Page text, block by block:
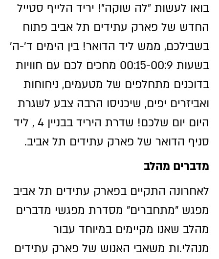
בואו לעשות ״לה שוקה״! יריד הלייף סטייל
החדש של פארק עתידים תל אביב פתוח
בשבילכם, ממש ליד הדואר! בין הימים ד'-ה'
בשעות 00:15-00:9 מחכים לכם עם חוויות
בדוכנים מתחלפים של מטעמים, ניחוחות
ואביזרים יפים, שיכניסו הרבה צבע לשגרת
היום יום שלכם! שדרת היריד בבניין 4 , ליד
סניף הדואר של פארק עתידים תל אביב.
מדברים מהלב
לאחרונה התקיים בפארק עתידים תל אביב
מפגש "מתחברים" מסדרת מפגשי מדברים
מהלב שאנו מקיימים במיוחד עבור
מנהלי.ות משאבי האנוש של פארק עתידים